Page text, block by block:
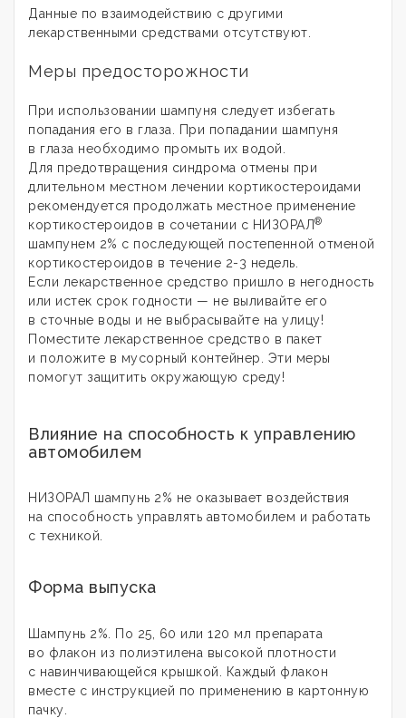
Данные по взаимодействию с другими
лекарственными средствами отсутствуют.
Меры предосторожности
При использовании шампуня следует избегать
попадания его в глаза. При попадании шампуня
в глаза необходимо промыть их водой.
Для предотвращения синдрома отмены при
длительном местном лечении кортикостероидами
рекомендуется продолжать местное применение
кортикостероидов в сочетании с НИЗОРАЛ®
шампунем 2% с последующей постепенной отменой
кортикостероидов в течение 2-3 недель.
Если лекарственное средство пришло в негодность
или истек срок годности — не выливайте его
в сточные воды и не выбрасывайте на улицу!
Поместите лекарственное средство в пакет
и положите в мусорный контейнер. Эти меры
помогут защитить окружающую среду!
Влияние на способность к управлению
автомобилем
НИЗОРАЛ шампунь 2% не оказывает воздействия
на способность управлять автомобилем и работать
с техникой.
Форма выпуска
Шампунь 2%. По 25, 60 или 120 мл препарата
во флакон из полиэтилена высокой плотности
с навинчивающейся крышкой. Каждый флакон
вместе с инструкцией по применению в картонную
пачку.